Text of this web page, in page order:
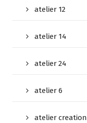
atelier 12
atelier 14
atelier 24
atelier 6
atelier creation